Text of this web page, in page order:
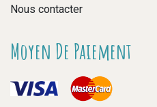
Nous contacter
Moyen De Paiement